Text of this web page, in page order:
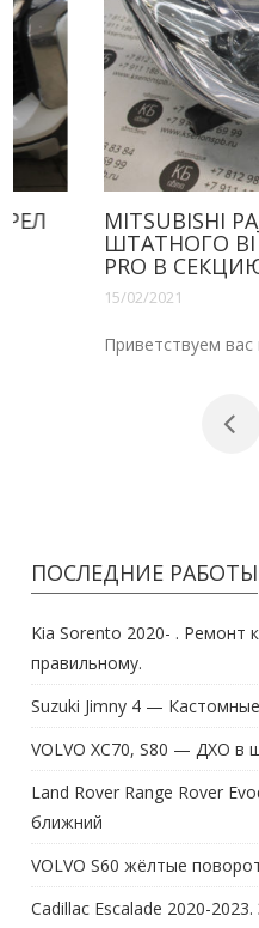
MITSUBISHI PAJERO
ШТАТНОГО BI LED НА
PRO В СЕКЦИЮ
15/02/2021
Приветствуем вас наши
ПОСЛЕДНИЕ РАБОТЫ
Kia Sorento 2020- . Ремонт
правильному.
Suzuki Jimny 4 —
VOLVO XC70, S80 — ДХО в
Land Rover Range Rover
ближний
VOLVO S60 жёлтые
Cadillac Escalade 2020-